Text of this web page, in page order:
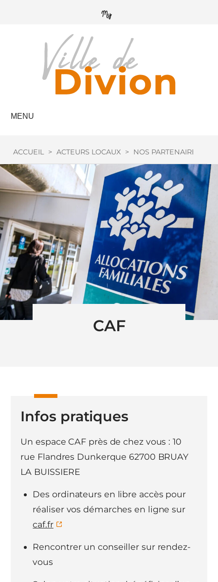
MENU
ACCUEIL > ACTEURS LOCAUX > NOS PARTENAIRES
CAF
Infos pratiques
Un espace CAF près de chez vous : 10
rue Flandres Dunkerque 62700 BRUAY
LA BUISSIERE
Des ordinateurs en libre accès pour
réaliser vos démarches en ligne sur
caf.fr
Rencontrer un conseiller sur rendez-
vous